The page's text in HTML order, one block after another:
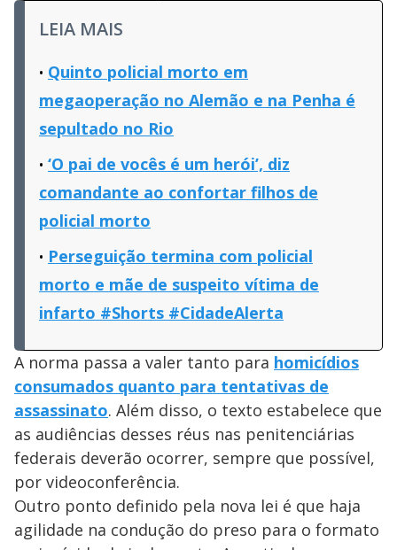
LEIA MAIS
Quinto policial morto em
megaoperação no Alemão e na Penha é
sepultado no Rio
‘O pai de vocês é um herói’, diz
comandante ao confortar filhos de
policial morto
Perseguição termina com policial
morto e mãe de suspeito vítima de
infarto #Shorts #CidadeAlerta
A norma passa a valer tanto para homicídios
consumados quanto para tentativas de
assassinato. Além disso, o texto estabelece que
as audiências desses réus nas penitenciárias
federais deverão ocorrer, sempre que possível,
por videoconferência.
Outro ponto definido pela nova lei é que haja
agilidade na condução do preso para o formato